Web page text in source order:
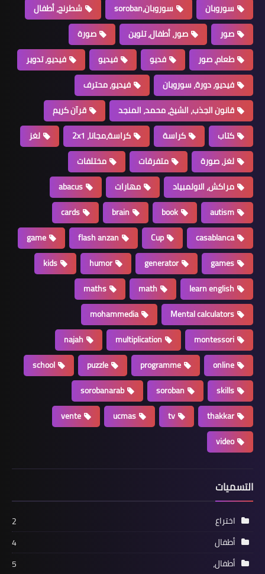
سوروبان
سوروبان،soroban
شطرنج، أطفال
صور
صور، أطفال، تلوين
صورة
طعام، صور
فديو فيديو
فيديو، تدوير
فيديو، دورة، سوروبان
فيديو، محترف
قانون الجذب، الشيخ، محمد، المنجد
قرآن كريم
كتاب
كراسة كراسة،مجانا، 2x1
لغز
لغز، صورة
متفرقات
مختلفات
مراكش، الاولمبياد
مهارات
abacus
autism
book
brain
cards
casablanca
Cup
flash anzan
game
games
generator
humor
kids
learn english
math
maths
Mental calculators
mohammedia
montessori
multiplication
najah
online
programme
puzzle
school
skills
soroban
sorobanarab
thakkar
tv
ucmas
vente
video
التسميات
اختراع
2
أطفال
4
أطفال،
5